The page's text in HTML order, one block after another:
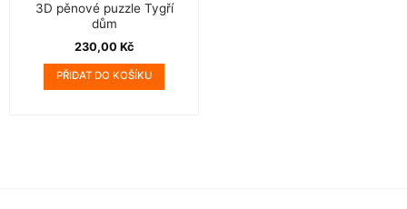
3D pěnové puzzle Tygří
dům
230,00 Kč
PŘIDAT DO KOŠÍKU